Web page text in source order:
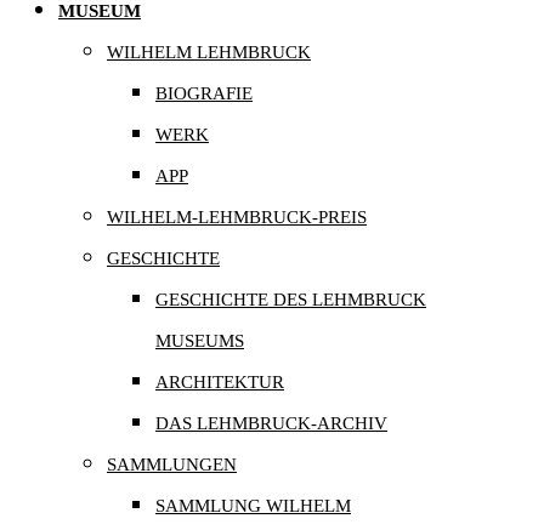
MUSEUM
WILHELM LEHMBRUCK
BIOGRAFIE
WERK
APP
WILHELM-LEHMBRUCK-PREIS
GESCHICHTE
GESCHICHTE DES LEHMBRUCK
MUSEUMS
ARCHITEKTUR
DAS LEHMBRUCK-ARCHIV
SAMMLUNGEN
SAMMLUNG WILHELM